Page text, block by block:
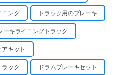
ニング トラック用のブレーキ
ーキライニングトラック
キット
ック ドラムブレーキセット